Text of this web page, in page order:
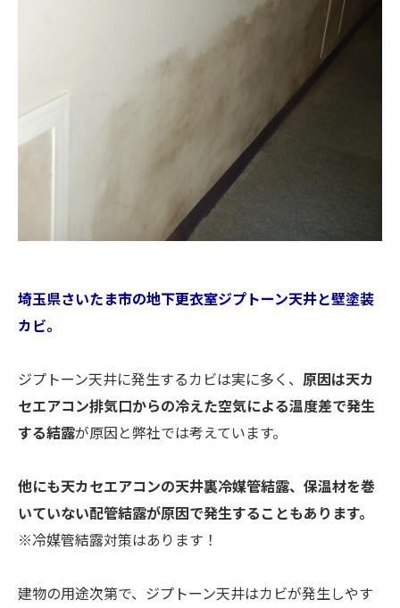
埼玉県さいたま市の地下更衣室ジプトーン天井と壁塗装
カビ。
ジプトーン天井に発生するカビは実に多く、 原因は天カ
セエアコン排気口からの冷えた空気による温度差で発生
する結露が原因と弊社では考えています。
他にも天カセエアコンの天井裏冷媒管結露、保温材を巻
いていない配管結露が原因で発生することもあります。
※冷媒管結露対策はあります！
建物の用途次第で、ジプトーン天井はカビが発生しやす